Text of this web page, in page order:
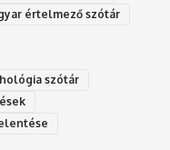
értelmező szótár
Ps‮gólohciz‬ia s‮átóz‬r